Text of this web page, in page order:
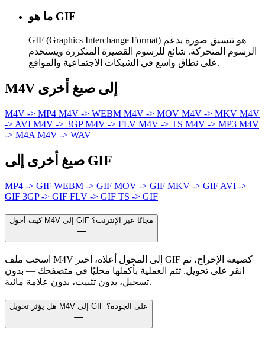
ما هو GIF
GIF (Graphics Interchange Format) هو تنسيق صورة يدعم
الرسوم المتحركة. شائع للرسوم القصيرة المتكررة ويستخدم
على نطاق واسع في الشبكات الاجتماعية والمواقع.
M4V إلى صيغ أخرى
M4V -> MP4 M4V -> WEBM M4V -> MOV M4V -> MKV M4V
-> AVI M4V -> 3GPM4V -> FLV M4V -> TS M4V -> MP3 M4V
-> M4A M4V -> WAV
صيغ أخرى إلى GIF
MP4 -> GIF WEBM -> GIF MOV -> GIF MKV -> GIF AVI ->
GIF 3GP -> GIF FLV -> GIF TS -> GIF
كيف أحول M4V إلى GIF مجانًا عبر الإنترنت؟
اسحب ملف M4V إلى المحول أعلاه، اختر GIF كصيغة الإخراج، ثم
انقر على تحويل. تتم العملية بأكملها محليًا في متصفحك — بدون
تسجيل، بدون تثبيت، بدون علامة مائية.
هل يؤثر تحويل M4V إلى GIF على الجودة؟